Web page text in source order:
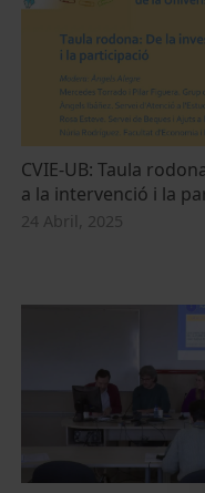
CVIE-UB: Taula
a la intervenció i la
24 Abril, 2025